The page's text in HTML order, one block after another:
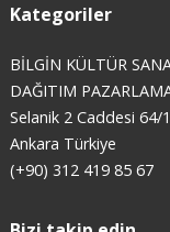
Kategoriler
BİLGİN KÜLTÜR
DAĞITIM
Selanik 2 Caddesi 64/
Ankara Türkiye
(+90) 312 419 85 67